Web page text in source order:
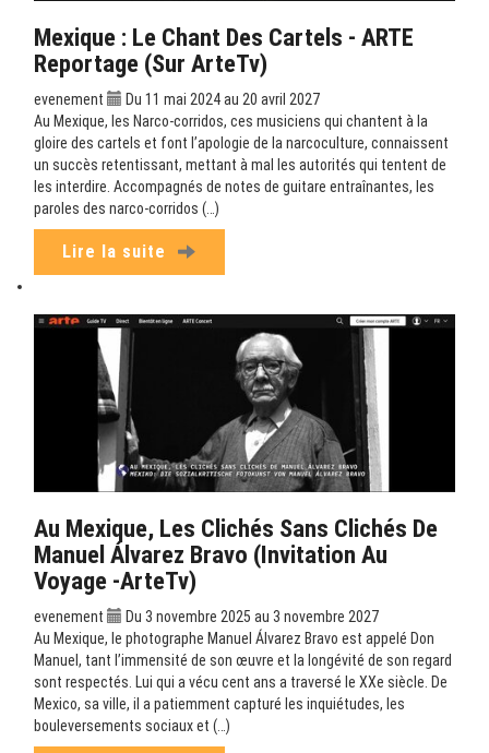
Mexique : Le Chant Des Cartels - ARTE
Reportage (sur ArteTv)
evenement
Du 11 mai 2024 au 20 avril 2027
Au Mexique, les Narco-corridos, ces musiciens qui chantent à la
gloire des cartels et font l’apologie de la narcoculture, connaissent
un succès retentissant, mettant à mal les autorités qui tentent de
les interdire. Accompagnés de notes de guitare entraînantes, les
paroles des narco-corridos (…)
Lire la suite
Au Mexique, Les Clichés Sans Clichés De
Manuel Álvarez Bravo (Invitation Au
Voyage -ArteTv)
evenement
Du 3 novembre 2025 au 3 novembre 2027
Au Mexique, le photographe Manuel Álvarez Bravo est appelé Don
Manuel, tant l’immensité de son œuvre et la longévité de son regard
sont respectés. Lui qui a vécu cent ans a traversé le XXe siècle. De
Mexico, sa ville, il a patiemment capturé les inquiétudes, les
bouleversements sociaux et (…)